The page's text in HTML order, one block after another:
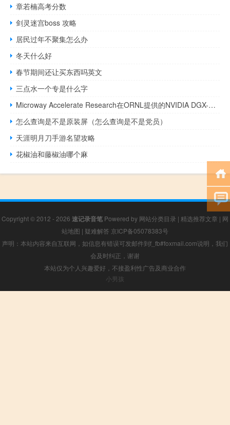
章若楠高考分数
剑灵迷宫boss 攻略
居民过年不聚集怎么办
冬天什么好
春节期间还让买东西吗英文
三点水一个专是什么字
Microway Accelerate Research在ORNL提供的NVIDIA DGX-2系统
怎么查询是不是原装屏（怎么查询是不是党员）
天涯明月刀手游名望攻略
花椒油和藤椒油哪个麻
Copyright © 2012 - 2026 速记录音笔 Powered by 网站分类目录 | 精选推荐文章 | 网
站地图 | 疑难解答 京ICP备05078383号
声明：本站内容来自互联网，如信息有错误可发邮件到f_fb#foxmail.com说明，我们
会及时纠正，谢谢
本站仅为个人兴趣爱好，不接盈利性广告及商业合作
小男孩